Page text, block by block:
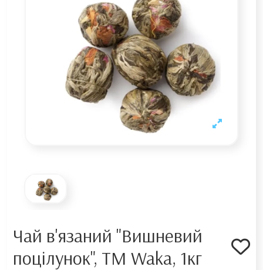
Чай в'язаний "Вишневий
поцілунок", TM Waka, 1кг